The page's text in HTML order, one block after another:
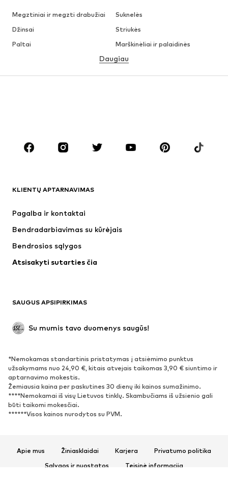
Megztiniai ir megzti drabužiai
Suknelės
Džinsai
Striukės
Paltai
Marškinėliai ir palaidinės
Apatiniai
Aksesuarai
Premium
Naujienos
Marškinėliai ir palaidinės
Striukės
Megztiniai ir megzti drabužiai
Apatiniai
Paltai
Proginiai
Išskirtiniai
BATAI
Naujienos
Sportbačiai
Aulinukai
Batai su kulniukais
Auliniai batai
Įsispiriami bateliai
Šlepetės
Daugiau
KLIENTŲ APTARNAVIMAS
Pagalba ir kontaktai
Bendradarbiavimas su kūrėjais
Bendrosios sąlygos
Atsisakyti sutarties čia
SAUGUS APSIPIRKIMAS
Su mumis tavo duomenys saugūs!
*Nemokamas standartinis pristatymas į atsiėmimo punktus
užsakymams nuo 24,90 €, kitais atvejais taikomas 3,90 € siuntimo ir
aptarnavimo mokestis.
Žemiausia kaina per paskutines 30 dienų iki kainos sumažinimo.
****Nemokamai iš visų Lietuvos tinklų. Skambučiams iš užsienio gali
būti taikomi mokesčiai.
******Visos kainos nurodytos su PVM.
Apie mus Žiniasklaidai Karjera
Privatumo politika
Sąlygos ir nuostatos
Teisinė informacija